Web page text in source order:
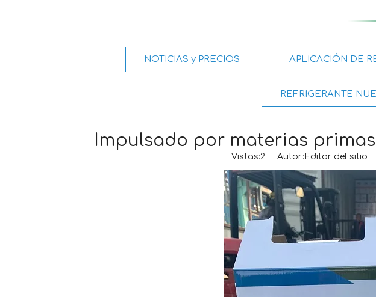
NOTICIAS y PRECIOS APLICACIÓN DE
REFRIGERANTE
Impulsado por materias
Vistas:2 Autor:Editor del sitio